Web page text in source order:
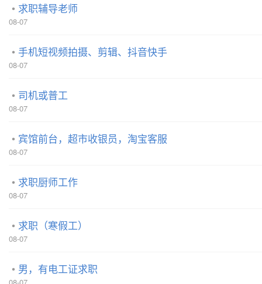
求职辅导老师
08-07
手机短视频拍摄、剪辑、抖音快手
08-07
司机或普工
08-07
宾馆前台，超市收银员，淘宝客服
08-07
求职厨师工作
08-07
求职（寒假工）
08-07
男，有电工证求职